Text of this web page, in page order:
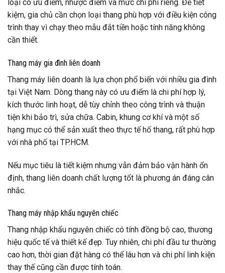
loại có ưu điểm, nhược điểm và mức chi phí riêng. Để tiết
kiệm, gia chủ cần chọn loại thang phù hợp với điều kiện công
trình thay vì chạy theo mẫu đắt tiền hoặc tính năng không
cần thiết.
Thang máy gia đình liên doanh
Thang máy liên doanh là lựa chọn phổ biến với nhiều gia đình
tại Việt Nam. Dòng thang này có ưu điểm là chi phí hợp lý,
kích thước linh hoạt, dễ tùy chỉnh theo công trình và thuận
tiện khi bảo trì, sửa chữa. Cabin, khung cơ khí và một số
hạng mục có thể sản xuất theo thực tế hố thang, rất phù hợp
với nhà phố tại TP.HCM.
Nếu mục tiêu là tiết kiệm nhưng vẫn đảm bảo vận hành ổn
định, thang liên doanh chất lượng tốt là phương án đáng cân
nhắc.
Thang máy nhập khẩu nguyên chiếc
Thang nhập khẩu nguyên chiếc có tính đồng bộ cao, thương
hiệu quốc tế và thiết kế đẹp. Tuy nhiên, chi phí đầu tư thường
cao hơn, thời gian đặt hàng có thể lâu hơn và chi phí linh kiện
thay thế cũng cần được tính toán.